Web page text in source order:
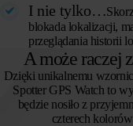
I nie tylko…
blokada lokalizacji,
przeglądania historii
Dzięki unikalnemu
Spotter GPS Watch to
będzie nosiło z
czterech
A może raczej